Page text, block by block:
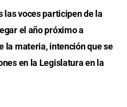
las voces participen de la
el año próximo a
la materia, intención que se
en la Legislatura en la